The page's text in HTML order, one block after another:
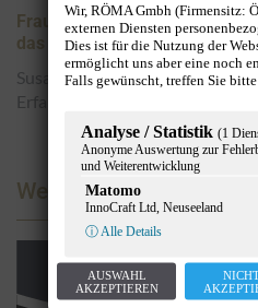
Frau & Karriere: Frau
das inspirierende Gespräch
Susanne Bachmann-Hrach: Es
Erfahrungen zu teilen. Vielen
Werbung
Wir, RÖMA Gmbh (Firmensitz:
externen Diensten
Dies ist für die Nutzung der
ermöglicht uns aber eine noch
Falls gewünscht, treffen Sie
Analyse / Statistik (1
Anonyme Auswertung zur
und Weiterentwicklung
Matomo
InnoCraft Ltd, Neuseeland
ⓘ Alle Details
AUSWAHL
AKZEPTIEREN